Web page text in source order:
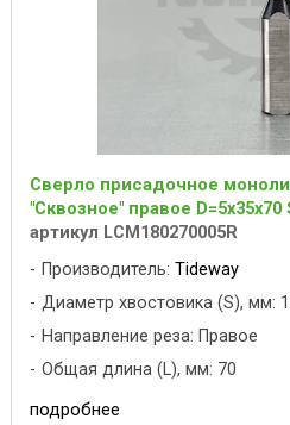
Сверло присадочное
"Сквозное" правое D=5x35x70
артикул LCM180270005R
Производитель: Tideway
Диаметр хвостовика (S), мм:
Направление реза: Правое
Общая длина (L), мм: 70
подробнее